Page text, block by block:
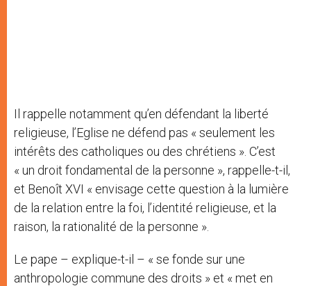
Il rappelle notamment qu’en défendant la liberté
religieuse, l’Eglise ne défend pas « seulement les
intérêts des catholiques ou des chrétiens ». C’est
« un droit fondamental de la personne », rappelle-t-il,
et Benoît XVI « envisage cette question à la lumière
de la relation entre la foi, l’identité religieuse, et la
raison, la rationalité de la personne ».
Le pape – explique-t-il – « se fonde sur une
anthropologie commune des droits » et « met en